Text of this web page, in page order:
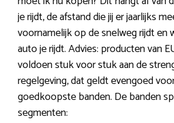
je rijdt, de afstand die jij er jaarlijks
voornamelijk op de snelweg rijdt en
auto je rijdt. Advies: producten van
voldoen stuk voor stuk aan de
regelgeving, dat geldt evengoed
goedkoopste banden. De banden
segmenten: